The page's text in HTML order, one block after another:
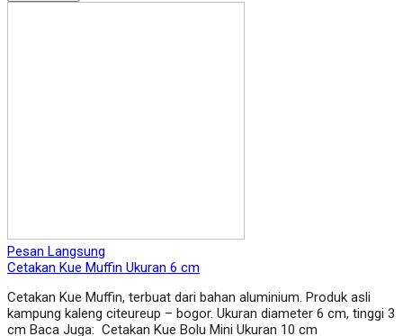
Pesan Langsung
Cetakan Kue Muffin Ukuran 6 cm
Cetakan Kue Muffin, terbuat dari bahan aluminium. Produk asli
kampung kaleng citeureup – bogor. Ukuran diameter 6 cm, tinggi 3
cm Baca Juga: Cetakan Kue Bolu Mini Ukuran 10 cm